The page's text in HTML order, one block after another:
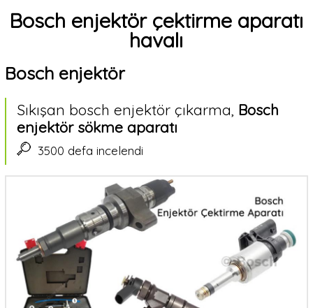
Faydalı
Dil
Bosch enjektör çektirme aparatı
havalı
Bosch enjektör
Sıkışan bosch enjektör çıkarma, Bosch
enjektör sökme aparatı
3500 defa incelendi